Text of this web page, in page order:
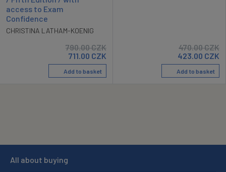
access to Exam
Confidence
CHRISTINA LATHAM-KOENIG
790.00CZK
711.00 CZK
Add to basket
470.00CZK
423.00 CZK
Add to basket
All about buying